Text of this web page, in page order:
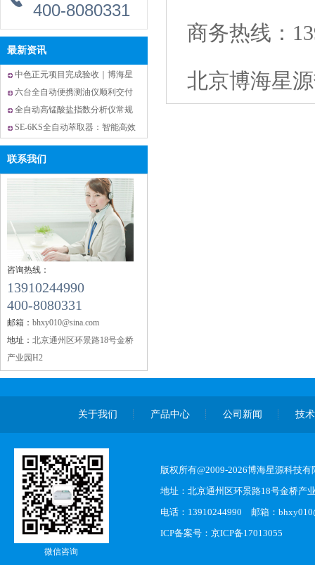
400-8080331
最新资讯
中色正元项目完成验收｜博海星
源 EP400S、SE-6 仪器正式投入
实验室使用
六台全自动便携测油仪顺利交付
云南省应急救灾物资储备库滇西
库并完成验收
全自动高锰酸盐指数分析仪常规
操作误区解决方案及设备优势
SE-6KS全自动萃取器：智能高效
的实验室萃取设备
联系我们
咨询热线：
13910244990
400-8080331
邮箱： bhxy010@sina.com
地址： 北京通州区环景路18号金桥
产业园H2
商务热线：
北京博海星
关于我们 产品中心 公司新闻 技
微信咨询
版权所有@2009-2026博海星源科技有
地址：北京通州区环景路18号金桥产
电话：13910244990 邮箱：
ICP备案号： 京ICP备17013055